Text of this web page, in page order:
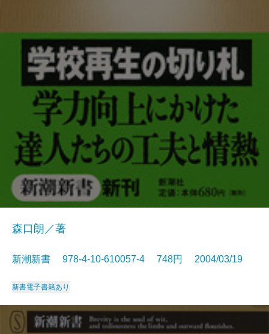
森口朗／著
新潮新書 978-4-10-610057-4 748円 2004/03/19
新書電子書籍あり